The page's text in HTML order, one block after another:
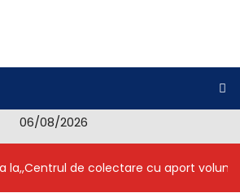
06/08/2026
la,,Centrul de colectare cu aport